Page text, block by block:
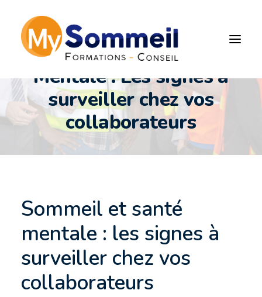
Sommeil & Santé
Mentale : Les signes à
surveiller chez vos
collaborateurs
Sommeil et santé
mentale : les signes à
surveiller chez vos
collaborateurs